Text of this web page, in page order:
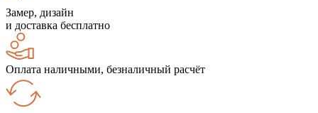
Замер, дизайн
и доставка бесплатно
Оплата наличными, безналичный расчёт